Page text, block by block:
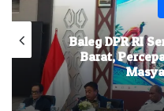
Baleg DPR RI
Barat,